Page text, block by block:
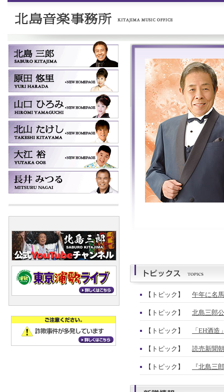
【トピック】 午年に名
【トピック】 北島三郎
【トピック】 「EH酒
【トピック】 読売新聞
【トピック】 『北島三